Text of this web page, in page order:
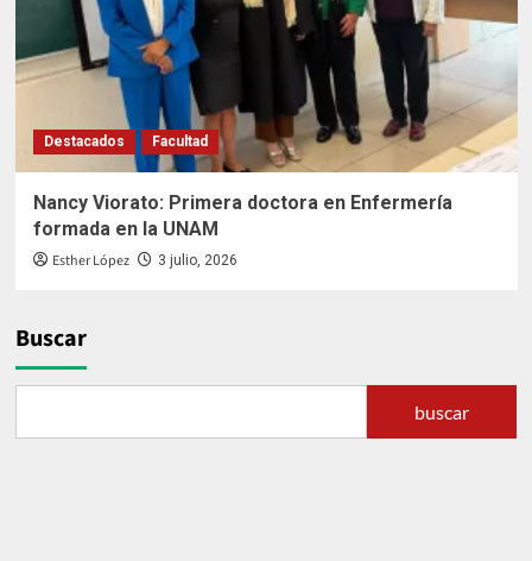
Destacados Facultad
Nancy Viorato: Primera doctora en Enfermería
formada en la UNAM
Esther López 3 julio, 2026
Buscar
buscar